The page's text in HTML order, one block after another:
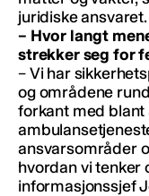
juridiske ansvaret.
– Hvor langt
strekker seg for
– Vi har
og områdene
forkant med blant
ansvarsområder
hvordan vi tenker
informasjonssjef